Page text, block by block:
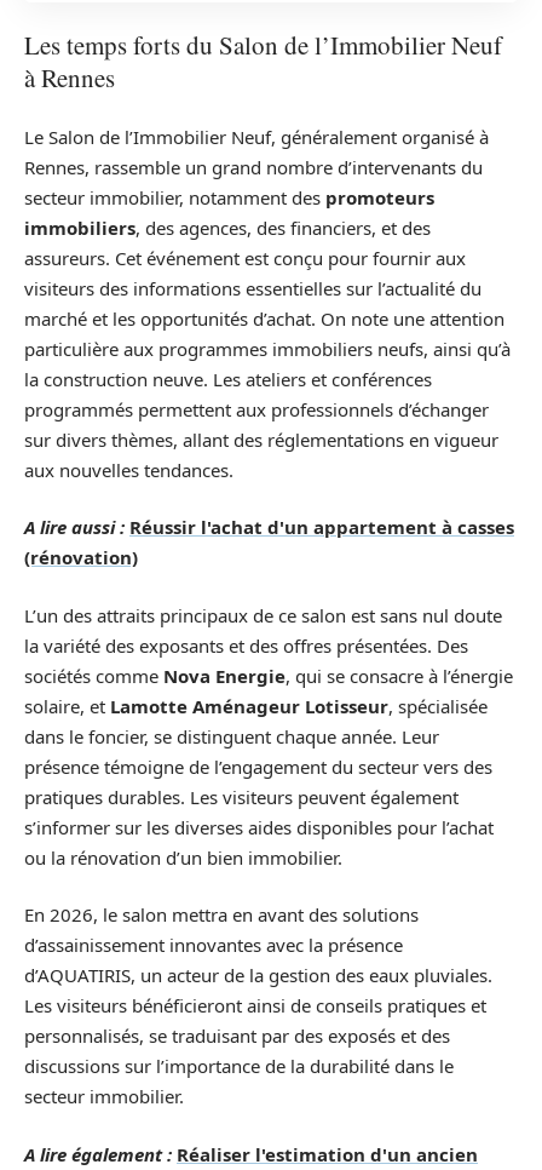
Les temps forts du Salon de l’Immobilier Neuf
à Rennes
Le Salon de l’Immobilier Neuf, généralement organisé à
Rennes, rassemble un grand nombre d’intervenants du
secteur immobilier, notamment des promoteurs
immobiliers, des agences, des financiers, et des
assureurs. Cet événement est conçu pour fournir aux
visiteurs des informations essentielles sur l’actualité du
marché et les opportunités d’achat. On note une attention
particulière aux programmes immobiliers neufs, ainsi qu’à
la construction neuve. Les ateliers et conférences
programmés permettent aux professionnels d’échanger
sur divers thèmes, allant des réglementations en vigueur
aux nouvelles tendances.
A lire aussi : Réussir l'achat d'un appartement à casses
(rénovation)
L’un des attraits principaux de ce salon est sans nul doute
la variété des exposants et des offres présentées. Des
sociétés comme Nova Energie, qui se consacre à l’énergie
solaire, et Lamotte Aménageur Lotisseur, spécialisée
dans le foncier, se distinguent chaque année. Leur
présence témoigne de l’engagement du secteur vers des
pratiques durables. Les visiteurs peuvent également
s’informer sur les diverses aides disponibles pour l’achat
ou la rénovation d’un bien immobilier.
En 2026, le salon mettra en avant des solutions
d’assainissement innovantes avec la présence
d’AQUATIRIS, un acteur de la gestion des eaux pluviales.
Les visiteurs bénéficieront ainsi de conseils pratiques et
personnalisés, se traduisant par des exposés et des
discussions sur l’importance de la durabilité dans le
secteur immobilier.
A lire également : Réaliser l'estimation d'un ancien